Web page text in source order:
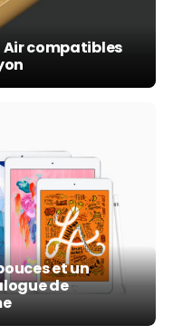
Air compatibles
et un
de